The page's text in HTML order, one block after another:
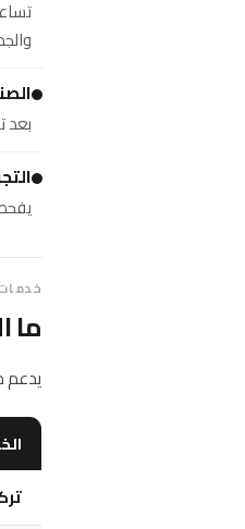
بعد
ما
يدعم